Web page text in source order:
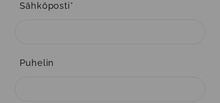
Sähköposti*
Puhelin